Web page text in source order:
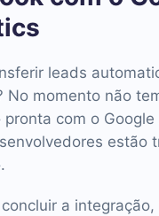
leads
No momento não
pronta com o
estão
a integração,